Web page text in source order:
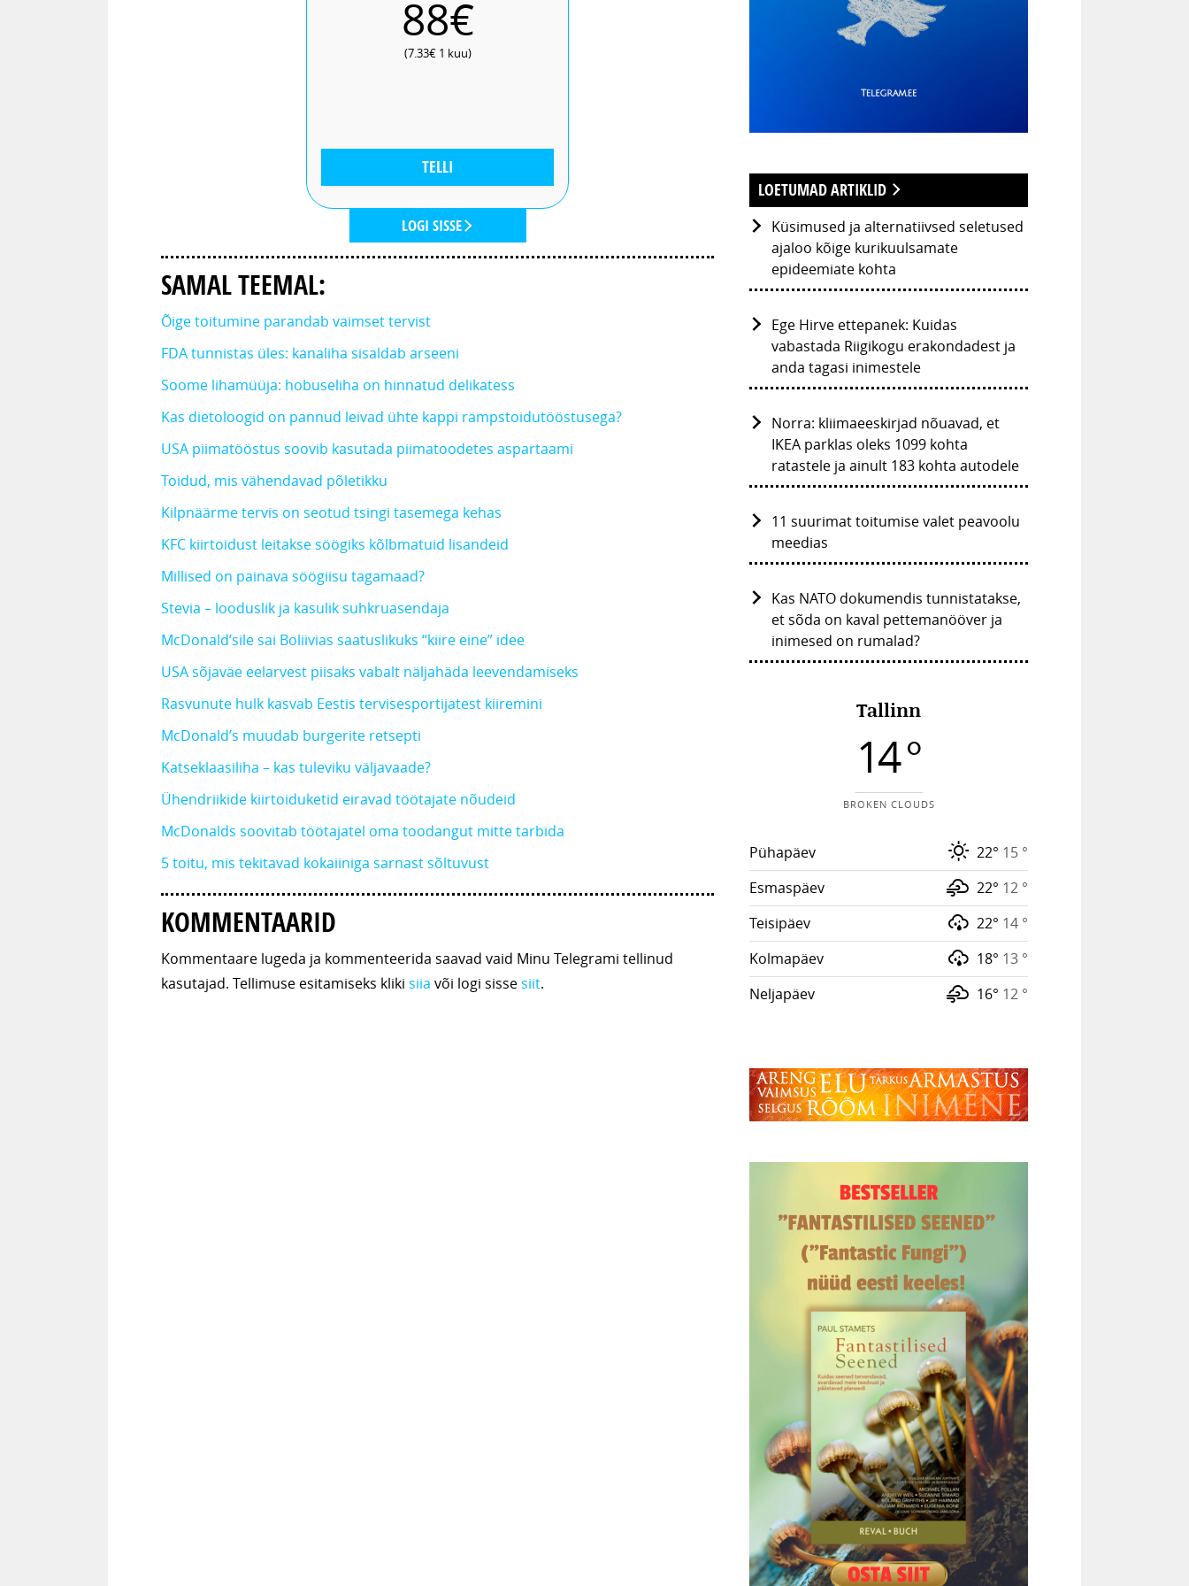
88€
(7.33€ 1 kuu)
TELLI
LOGI SISSE
SAMAL TEEMAL:
Õige toitumine parandab vaimset tervist
FDA tunnistas üles: kanaliha sisaldab arseeni
Soome lihamüüja: hobuseliha on hinnatud delikatess
Kas dietoloogid on pannud leivad ühte kappi rämpstoidutööstusega?
USA piimatööstus soovib kasutada piimatoodetes aspartaami
Toidud, mis vähendavad põletikku
Kilpnäärme tervis on seotud tsingi tasemega kehas
KFC kiirtoidust leitakse söögiks kõlbmatuid lisandeid
Millised on painava söögiisu tagamaad?
Stevia – looduslik ja kasulik suhkruasendaja
McDonald’sile sai Boliivias saatuslikuks “kiire eine” idee
USA sõjaväe eelarvest piisaks vabalt näljahäda leevendamiseks
Rasvunute hulk kasvab Eestis tervisesportijatest kiiremini
McDonald’s muudab burgerite retsepti
Katseklaasiliha – kas tuleviku väljavaade?
Ühendriikide kiirtoiduketid eiravad töötajate nõudeid
McDonalds soovitab töötajatel oma toodangut mitte tarbida
5 toitu, mis tekitavad kokaiiniga sarnast sõltuvust
KOMMENTAARID
Kommentaare lugeda ja kommenteerida saavad vaid Minu Telegrami tellinud
kasutajad. Tellimuse esitamiseks kliki siia või logi sissesiit.
LOETUMAD ARTIKLID
Küsimused ja alternatiivsed seletused
ajaloo kõige kurikuulsamate
epideemiate kohta
Ege Hirve ettepanek: Kuidas
vabastada Riigikogu erakondadest ja
anda tagasi inimestele
Norra: kliimaeeskirjad nõuavad, et
IKEA parklas oleks 1099 kohta
ratastele ja ainult 183 kohta autodele
11 suurimat toitumise valet peavoolu
meedias
Kas NATO dokumendis tunnistatakse,
et sõda on kaval pettemanööver ja
inimesed on rumalad?
Tallinn
14 °
BROKEN CLOUDS
Pühapäev 22° 15 °
Esmaspäev
22° 12 °
Teisipäev
22° 14 °
Kolmapäev
18° 13 °
Neljapäev
16° 12 °